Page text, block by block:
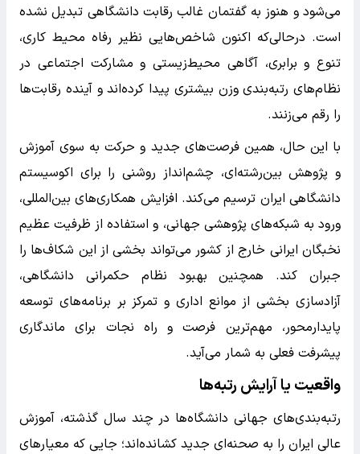
می‌شود و هنوز به گفتمان غالب رقابت دانشگاهی تبدیل نشده
است. درحالی‌که اکنون شاخص‌هایی نظیر رفاه محیط کاری،
تنوع و برابری، آگاهی محیط‌زیستی و مشارکت اجتماعی در
نظام‌های رتبه‌بندی وزن بیشتری پیدا کرده‌اند و آینده رقابت‌ها
را رقم می‌زنند.
با این حال، همین فرصت‌های جدید و حرکت به سوی آموزش
و پژوهش بین‌رشته‌ای، چشم‌انداز روشنی را برای اکوسیستم
دانشگاهی ایران ترسیم می‌کند. افزایش همکاری‌های بین‌المللی،
ورود به شبکه‌های پژوهشی جهانی، و استفاده از ظرفیت عظیم
نخبگان ایرانی خارج از کشور می‌تواند بخشی از این شکاف‌ها را
جبران کند. همچنین بهبود نظام حکمرانی دانشگاهی،
آزادسازی بخشی از موانع اداری و تمرکز بر برنامه‌های توسعه
پایدارمحور، مهم‌ترین فرصت و راه نجات برای ماندگاری
پیشرفت فعلی به شمار می‌آید.
واقعیت یا آرایش رتبه‌ها
رتبه‌بندی‌های جهانی دانشگاه‌ها در چند سال گذشته، آموزش
عالی ایران را به صحنه‌ای جدید کشانده‌اند؛ جایی که معیارهای